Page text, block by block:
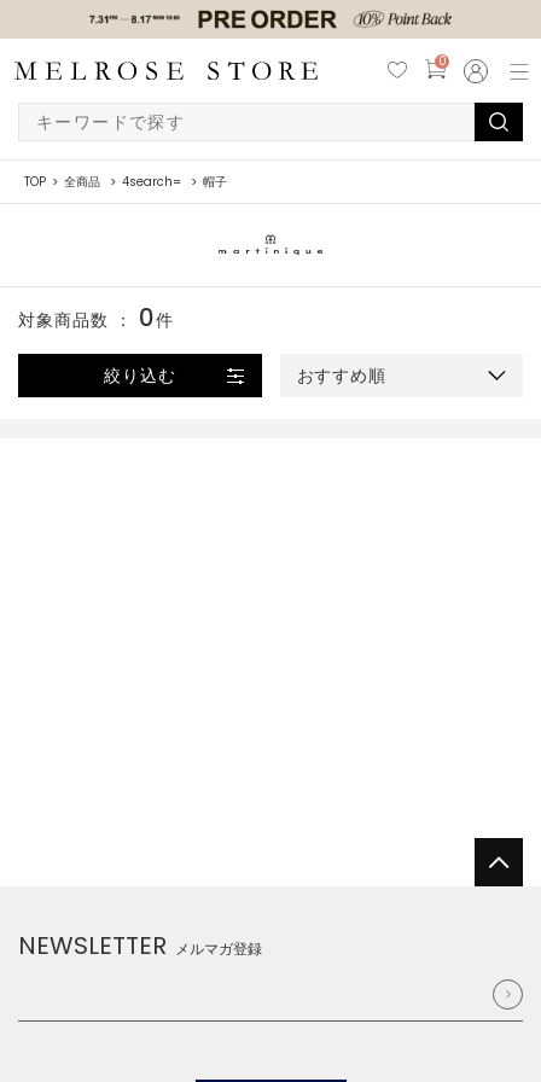
0
TOP 全商品 4search= 帽子
絞り込む おすすめ順
対象商品数 ： 0件
NEWSLETTER メルマガ登録